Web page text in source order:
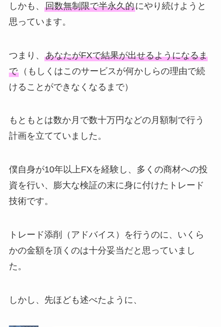
しかも、 回数無制限で半永久的にやり続けようと
思っています。
つまり、 あなたがFXで結果が出せるようになるま
で（もしくはこのサービスが何かしらの理由で続
けることができなくなるまで）
もともとは数か月で数十万円などの月額制で行う
計画を立てていました。
僕自身が10年以上FXを経験し、多くの商材への投
資を行い、膨大な検証の末に身に付けたトレード
技術です。
トレード添削（アドバイス）を行うのに、いくら
かの金額を頂くのは十分妥当だと思っていまし
た。
しかし、先ほども述べたように、